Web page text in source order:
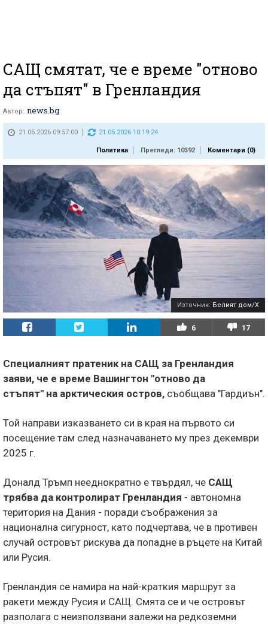
САЩ смятат, че е време "отново
да стъпят" в Гренландия
Автор: news.bg
21.05.2026 09:57:00 21.05.2026 10:19:24
Политика Прегледи: 10392 Коментари (0)
Източник: Белият дом/Х
6 17
Специалният пратеник на САЩ за Гренландия
заяви, че е време Вашингтон "отново да
стъпят" на арктическия остров, съобщава "Гардиън".
Той направи изказването си в края на първото си
посещение там след назначаването му през декември
2025 г.
Доналд Тръмп нееднократно е твърдял, че САЩ
трябва да контролират Гренландия - автономна
територия на Дания - поради съображения за
национална сигурност, като подчертава, че в противен
случай островът рискува да попадне в ръцете на Китай
или Русия.
Гренландия се намира на най-краткия маршрут за
ракети между Русия и САЩ. Смята се и че островът
разполага с неизползвани залежи на редкоземни